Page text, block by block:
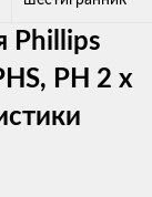
Phillips
PH 2 x